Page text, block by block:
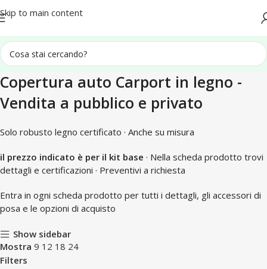
Skip to main content
Copertura auto Carport in legno -
Vendita a pubblico e privato
Solo robusto legno certificato · Anche su misura
il prezzo indicato è per il kit base · Nella scheda prodotto trovi
dettagli e certificazioni · Preventivi a richiesta
Entra in ogni scheda prodotto per tutti i dettagli, gli accessori di
posa e le opzioni di acquisto
Show sidebar
Mostra 9 12 18 24
Filters